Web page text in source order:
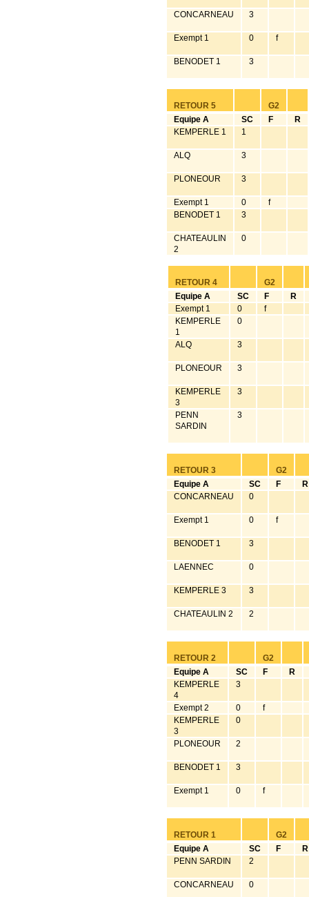
CONCARNEAU 3
Exempt 1 0 f
BENODET 1 3
RETOUR 5
G2
Equipe A
SC F
R
KEMPERLE 1
1
ALQ 3
PLONEOUR 3
Exempt 1 0
f
BENODET 1
3
CHATEAULIN
2
0
RETOUR 4
G2
Equipe A
SC F
R
Exempt 1
0
f
KEMPERLE
1
0
ALQ 3
PLONEOUR 3
KEMPERLE
3
3
PENN
SARDIN
3
RETOUR 3
G2
Equipe A
SC F
R
CONCARNEAU
0
Exempt 1 0 f
BENODET 1 3
LAENNEC 0
KEMPERLE 3 3
CHATEAULIN 2 2
RETOUR 2
G2
Equipe A
SC F
R
KEMPERLE
4
3
Exempt 2 0
f
KEMPERLE
3
0
PLONEOUR 2
BENODET 1 3
Exempt 1 0 f
RETOUR 1
G2
Equipe A
SC F
R
PENN SARDIN
2
CONCARNEAU 0